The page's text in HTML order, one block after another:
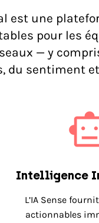
est une
pour les
— y
du sentiment
Intelligence
L’IA Sense
actionnables